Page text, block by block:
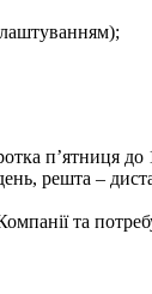
п’ятниця до
решта –
та